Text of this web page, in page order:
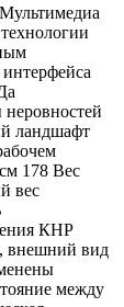
ландшафт
178 Вес
вес
КНР
внешний вид
между